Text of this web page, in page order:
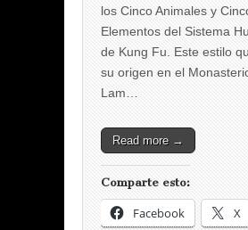
los Cinco Animales y
Elementos del Sistema
de Kung Fu. Este estilo
su origen en el
Lam…
Read more →
Comparte esto:
Facebook X